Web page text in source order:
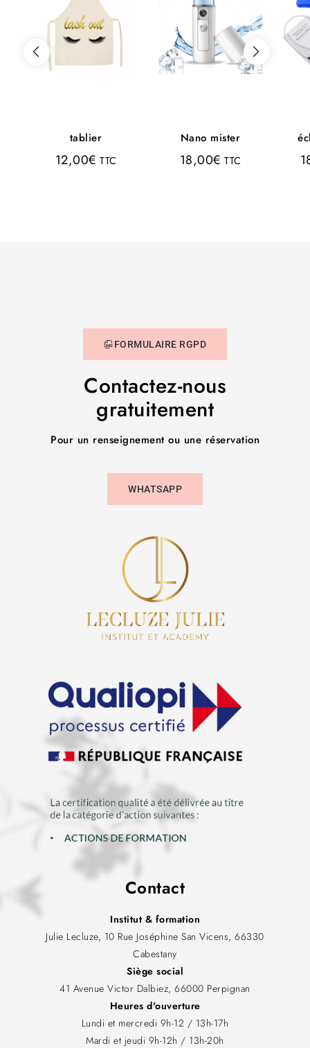
tablier
12,00€ TTC
Nano mister
18,00€ TTC
FORMULAIRE RGPD
Contactez-nous
gratuitement
Pour un renseignement ou une réservation
WHATSAPP
Contact
Institut & formation
Julie Lecluze, 10 Rue Joséphine San Vicens, 66330
Cabestany
Siège social
41 Avenue Victor Dalbiez, 66000 Perpignan
Heures d'ouverture
Lundi et mercredi 9h-12 / 13h-17h
Mardi et jeudi 9h-12h / 13h-20h